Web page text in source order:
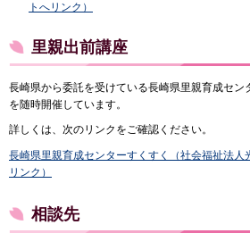
トへリンク）
里親出前講座
長崎県から委託を受けている長崎県里親育成セン
を随時開催しています。
詳しくは、次のリンクをご確認ください。
長崎県里親育成センターすくすく（社会福祉法人
リンク）
相談先